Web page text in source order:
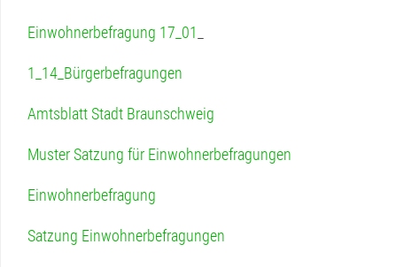
Einwohnerbefragung 17_01
1_14_Bürgerbefragungen
Amtsblatt Stadt Braunschweig
Muster Satzung für Einwohnerbefragungen
Einwohnerbefragung
Satzung Einwohnerbefragungen